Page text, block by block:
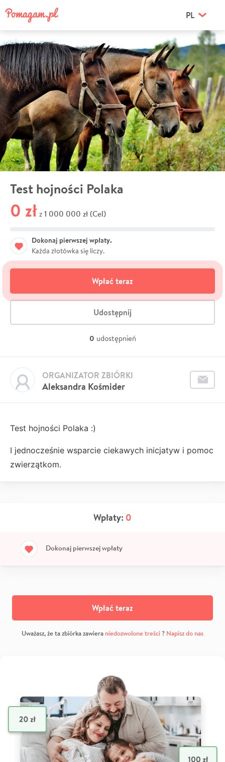
PL
Test hojności Polaka
0 zł z 1 000 000 zł (Cel)
Dokonaj pierwszej wpłaty.
Każda złotówka się liczy.
Wpłać teraz
Udostępnij
0 udostępnień
Aleksandra Kośmider
ORGANIZATOR ZBIÓRKI
Test hojności Polaka :)
I jednocześnie wsparcie ciekawych inicjatyw i pomoc
zwierzątkom.
Wpłaty: 0
Dokonaj pierwszej wpłaty
Wpłać teraz
Uważasz, że ta zbiórka zawiera niedozwolone treści? Napisz do nas